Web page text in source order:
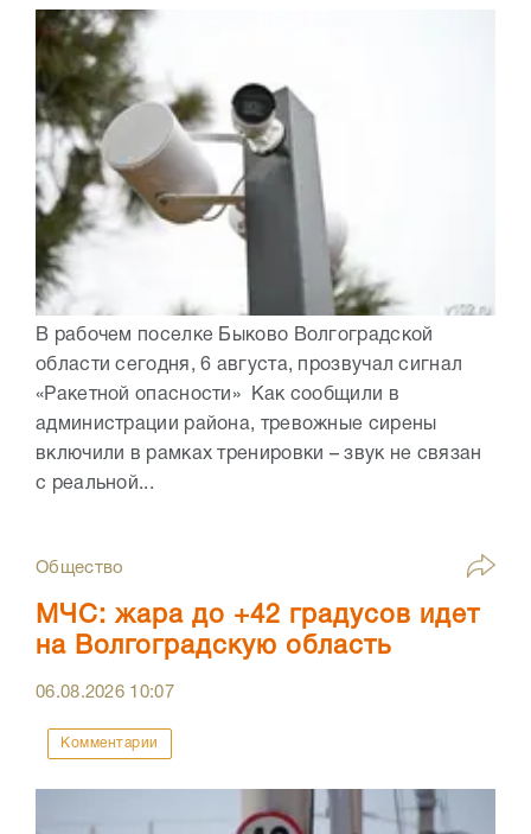
В рабочем поселке Быково Волгоградской
области сегодня, 6 августа, прозвучал сигнал
«Ракетной опасности» Как сообщили в
администрации района, тревожные сирены
включили в рамках тренировки – звук не связан
с реальной...
Общество
МЧС: жара до +42 градусов идет
на Волгоградскую область
06.08.2026 10:07
Комментарии